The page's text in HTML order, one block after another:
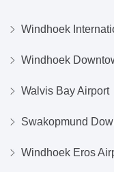
Windhoek
Windhoek
Walvis Bay Airport
Swakopmund
Windhoek Eros